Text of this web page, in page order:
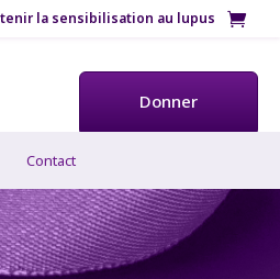
la sensibilisation au lupus
Donner
Contact